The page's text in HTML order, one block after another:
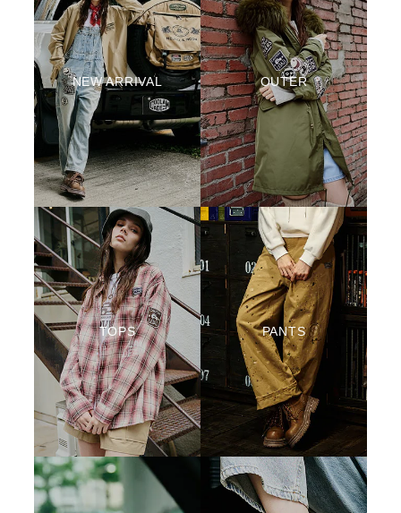
NEW ARRIVAL OUTER
TOPS PANTS